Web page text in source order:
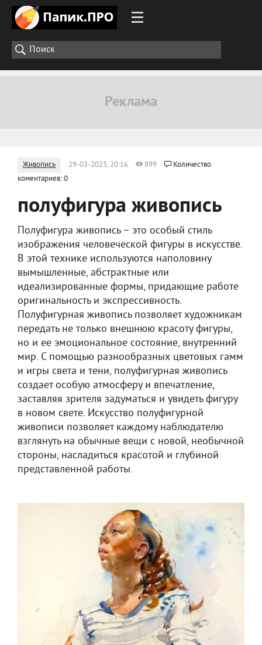
Живопись 29-03-2023, 20:16 899
Количество
коментариев: 0
полуфигура живопись
Полуфигура живопись – это особый стиль
изображения человеческой фигуры в искусстве.
В этой технике используются наполовину
вымышленные, абстрактные или
идеализированные формы, придающие работе
оригинальность и экспрессивность.
Полуфигурная живопись позволяет художникам
передать не только внешнюю красоту фигуры,
но и ее эмоциональное состояние, внутренний
мир. С помощью разнообразных цветовых гамм
и игры света и тени, полуфигурная живопись
создает особую атмосферу и впечатление,
заставляя зрителя задуматься и увидеть фигуру
в новом свете. Искусство полуфигурной
живописи позволяет каждому наблюдателю
взглянуть на обычные вещи с новой, необычной
стороны, насладиться красотой и глубиной
представленной работы.